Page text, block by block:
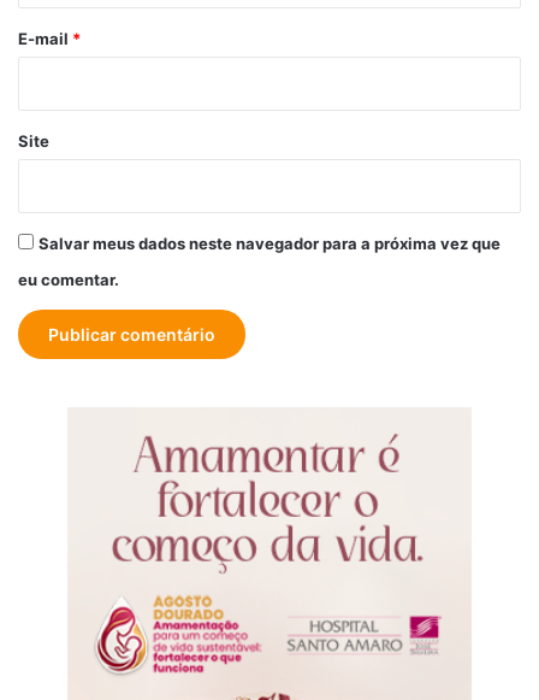
*
E-mail *
Site
Salvar meus dados neste navegador para a próxima vez que
eu comentar.